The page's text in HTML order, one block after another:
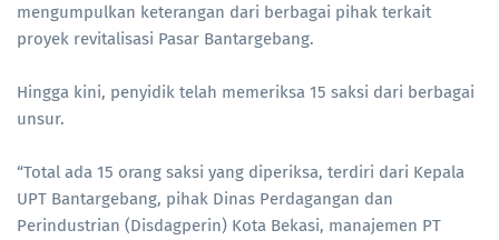
mengumpulkan keterangan dari berbagai pihak terkait
proyek revitalisasi Pasar Bantargebang.
Hingga kini, penyidik telah memeriksa 15 saksi dari berbagai
unsur.
“Total ada 15 orang saksi yang diperiksa, terdiri dari Kepala
UPT Bantargebang, pihak Dinas Perdagangan dan
Perindustrian (Disdagperin) Kota Bekasi, manajemen PT